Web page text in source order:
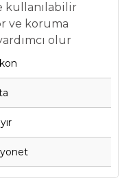
kullanılabilir
ve koruma
olur